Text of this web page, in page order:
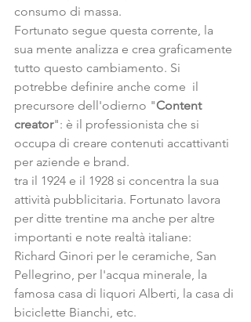
consumo di massa.
Fortunato segue questa corrente, la
sua mente analizza e crea graficamente
tutto questo cambiamento. Si
potrebbe definire anche come  il
precursore dell'odierno "Content
creator": è il professionista che si
occupa di creare contenuti accattivanti
per aziende e brand.
tra il 1924 e il 1928 si concentra la sua
attività pubblicitaria. Fortunato lavora
per ditte trentine ma anche per altre
importanti e note realtà italiane:
Richard Ginori per le ceramiche, San
Pellegrino, per l'acqua minerale, la
famosa casa di liquori Alberti, la casa di
biciclette Bianchi, etc.